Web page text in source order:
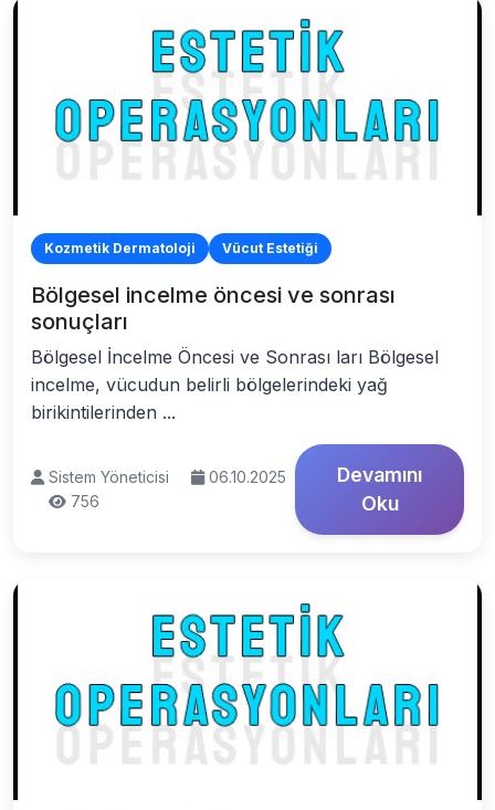
Kozmetik Dermatoloji Vücut Estetiği
Bölgesel incelme öncesi ve sonrası
sonuçları
Bölgesel İncelme Öncesi ve Sonrası ları Bölgesel
incelme, vücudun belirli bölgelerindeki yağ
birikintilerinden ...
Sistem Yöneticisi
06.10.2025
756
Devamını
Oku